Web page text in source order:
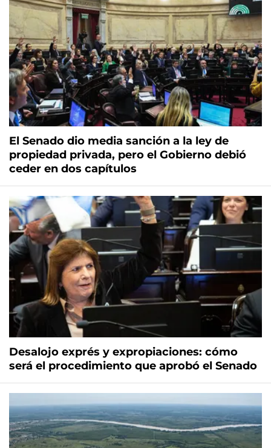
El Senado dio media sanción a la ley de
propiedad privada, pero el Gobierno debió
ceder en dos capítulos
Desalojo exprés y expropiaciones: cómo
será el procedimiento que aprobó el Senado